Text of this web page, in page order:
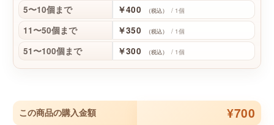
5〜10個まで ￥400 （税込） / 1個
11〜50個まで ￥350 （税込） / 1個
51〜100個まで ￥300 （税込） / 1個
この商品の購入金額 ¥700